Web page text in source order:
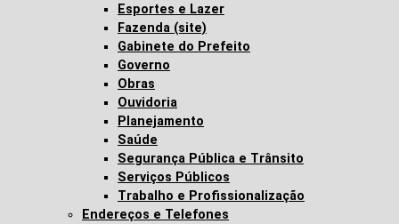
Esportes e Lazer
Fazenda (site)
Gabinete do Prefeito
Governo
Obras
Ouvidoria
Planejamento
Saúde
Segurança Pública e Trânsito
Serviços Públicos
Trabalho e Profissionalização
Endereços e Telefones